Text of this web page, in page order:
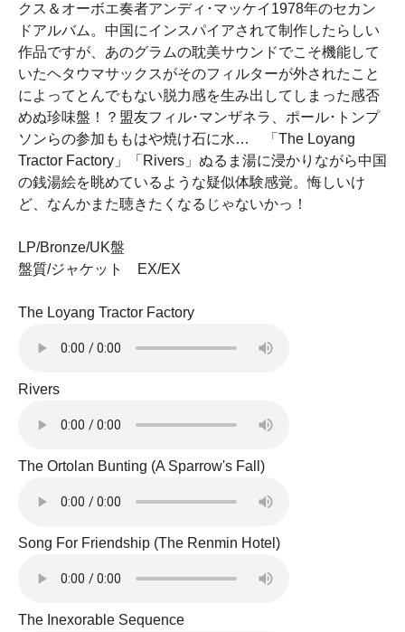
クス＆オーボエ奏者アンディ･マッケイ1978年のセカン
ドアルバム。中国にインスパイアされて制作したらしい
作品ですが、あのグラムの耽美サウンドでこそ機能して
いたヘタウマサックスがそのフィルターが外されたこと
によってとんでもない脱力感を生み出してしまった感否
めぬ珍味盤！？盟友フィル･マンザネラ、ポール･トンプ
ソンらの参加ももはや焼け石に水… 「The Loyang
Tractor Factory」「Rivers」ぬるま湯に浸かりながら中国
の銭湯絵を眺めているような疑似体験感覚。悔しいけ
ど、なんかまた聴きたくなるじゃないかっ！
LP/Bronze/UK盤
盤質/ジャケット EX/EX
The Loyang Tractor Factory
Rivers
The Ortolan Bunting (A Sparrow's Fall)
Song For Friendship (The Renmin Hotel)
The Inexorable Sequence